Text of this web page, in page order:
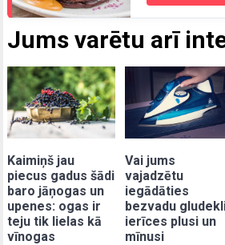
Jums varētu arī
Kaimiņš jau
piecus gadus šādi
baro jāņogas un
upenes: ogas ir
teju tik lielas kā
vīnogas
Vai jums
vajadzētu
iegādāties
bezvadu
ierīces plusi un
mīnusi